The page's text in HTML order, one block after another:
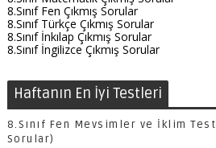
8.Sınıf Fen Çıkmış Sorular
8.Sınıf Türkçe Çıkmış Sorular
8.Sınıf İnkılap Çıkmış Sorular
8.Sınıf İngilizce Çıkmış Sorular
Haftanın En İyi Testleri
8.Sınıf Fen Mevsimler ve İklim
Sorular)